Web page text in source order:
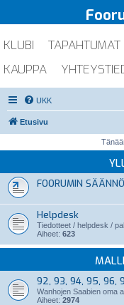
KLUBI TAPAHTUMAT
KAUPPA
UKK
Etusivu
FOORUMIN
Helpdesk
Tiedotteet / helpdesk /
Aiheet: 623
92, 93, 94, 95, 96,
Wanhojen Saabien oma
Aiheet: 2974